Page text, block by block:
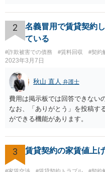
2
名義冒用で賃貸契約
ている
#詐欺被害での債務 #賃料回収 #契約
2023年3月7日
秋山 直人 弁護士
費用は掲示板では回答できない
なお、「ありがとう」を投稿す
ができる機能があります。
3 賃貸契約の家賃値上
#家賃交渉 #賃貸契約トラブル #契約